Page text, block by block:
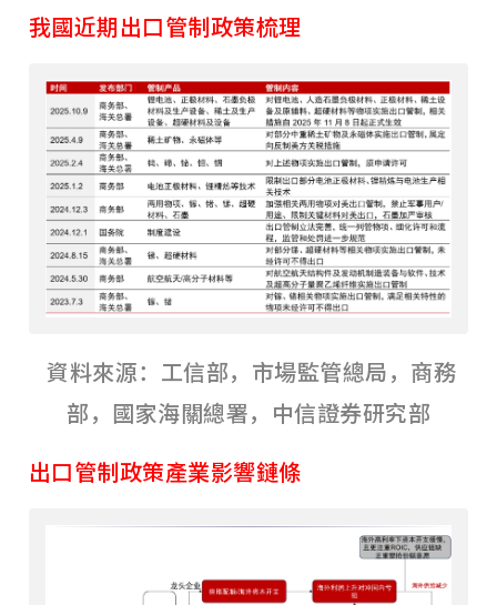
我國近期出口管制政策梳理
資料來源：工信部，市場監管總局，商務
部，國家海關總署，中信證券研究部
出口管制政策產業影響鏈條